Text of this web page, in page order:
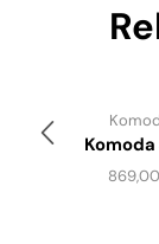
Komoda
869,00